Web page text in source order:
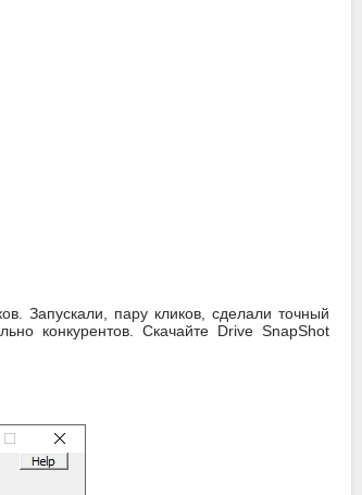
Запускали, пару кликов, сделали точный
конкурентов. Скачайте Drive SnapShot